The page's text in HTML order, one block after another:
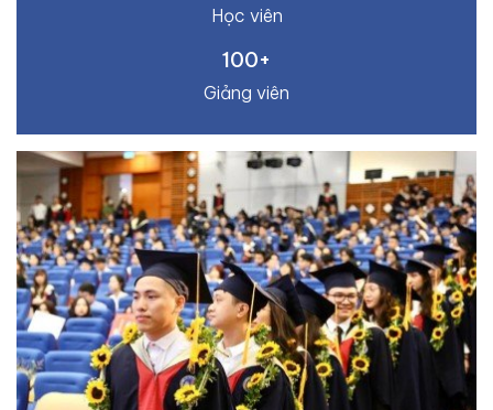
Học viên
100+
Giảng viên